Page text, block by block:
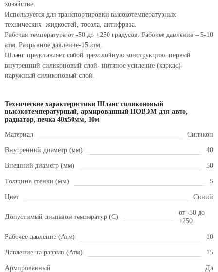
хозяйстве.
Используется для транспортировки высокотемпературных
технических жидкостей, тосола, антифриза.
Рабочая температура от -50 до +250 градусов. Рабочее давление – 5-10
атм. Разрывное давление-15 атм.
Шланг представляет собой трехслойную конструкцию: первый
внутренний силиконовый слой- нитяное усиление (каркас)-
наружный силиконовый слой.
Технические характеристики Шланг силиконовый
высокотемпературный, армированный НОВЭМ для авто,
радиатор, печка 40x50мм, 10м
Материал Силикон
Внутренний диаметр (мм) 40
Внешний диаметр (мм) 50
Толщина стенки (мм) 5
Цвет Синий
Допустимый диапазон температур (С)
от -50 до
+250
Рабочее давление (Атм) 10
Давление на разрыв (Атм) 15
Армированный Да